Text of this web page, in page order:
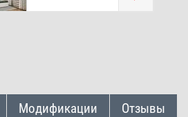
Модификации Отзывы